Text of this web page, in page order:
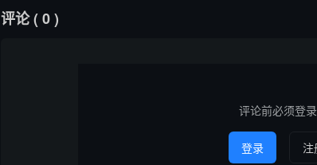
过互联网进行仿古铜雕价格查询，并推荐几个相关的
价格查询域...
评论( 0 )
评论前必须登录
登录 注